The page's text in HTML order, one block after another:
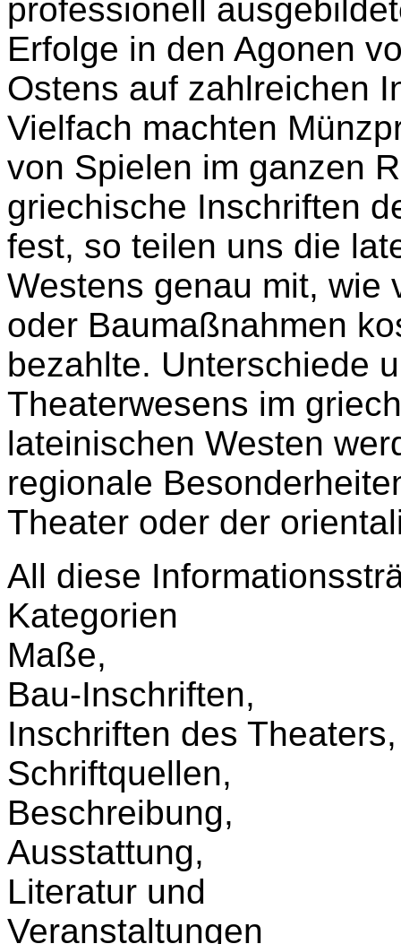
professionell
Erfolge in den Agonen
Ostens auf zahlreichen
Vielfach machten
von Spielen im ganzen
griechische Inschriften
fest, so teilen uns die
Westens genau mit, wie
oder Baumaßnahmen
bezahlte. Unterschiede
Theaterwesens im
lateinischen Westen
regionale
Theater oder der
All diese
Kategorien
Maße,
Bau-Inschriften,
Inschriften des Theaters,
Schriftquellen,
Beschreibung,
Ausstattung,
Literatur und
Veranstaltungen